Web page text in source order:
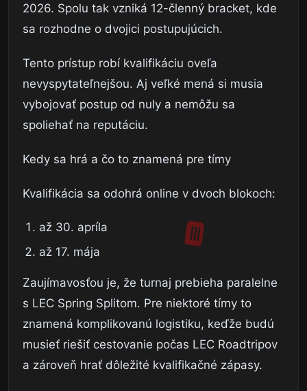
2026. Spolu tak vzniká 12-členný bracket, kde
sa rozhodne o dvojici postupujúcich.
Tento prístup robí kvalifikáciu oveľa
nevyspytateľnejšou. Aj veľké mená si musia
vybojovať postup od nuly a nemôžu sa
spoliehať na reputáciu.
Kedy sa hrá a čo to znamená pre tímy
Kvalifikácia sa odohrá online v dvoch blokoch:
až 30. apríla
až 17. mája
Zaujímavosťou je, že turnaj prebieha paralelne
s LEC Spring Splitom. Pre niektoré tímy to
znamená komplikovanú logistiku, keďže budú
musieť riešiť cestovanie počas LEC Roadtripov
a zároveň hrať dôležité kvalifikačné zápasy.